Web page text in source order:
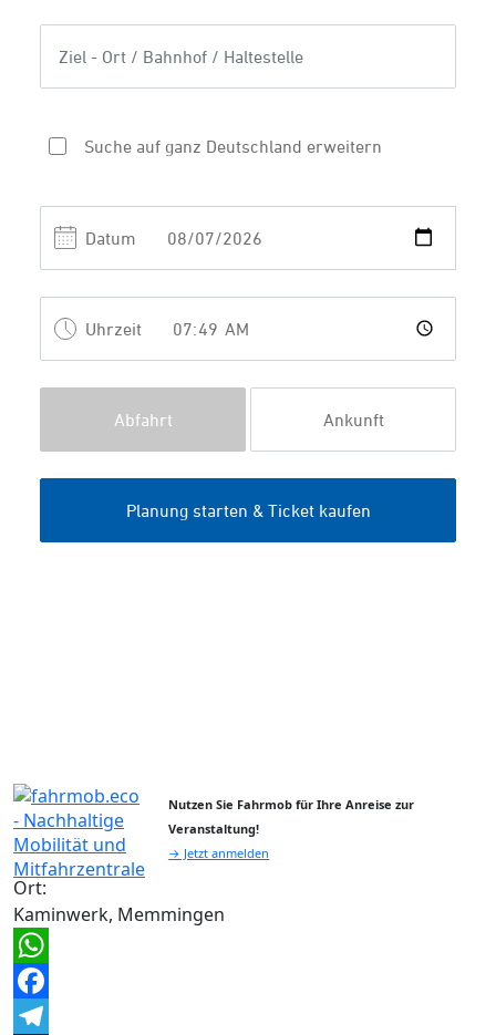
Nutzen Sie Fahrmob für Ihre Anreise zur
Veranstaltung!
→ Jetzt anmelden
Ort:
Kaminwerk, Memmingen
WhatsApp
Facebook